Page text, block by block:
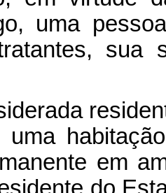
uma
sua
uma
em